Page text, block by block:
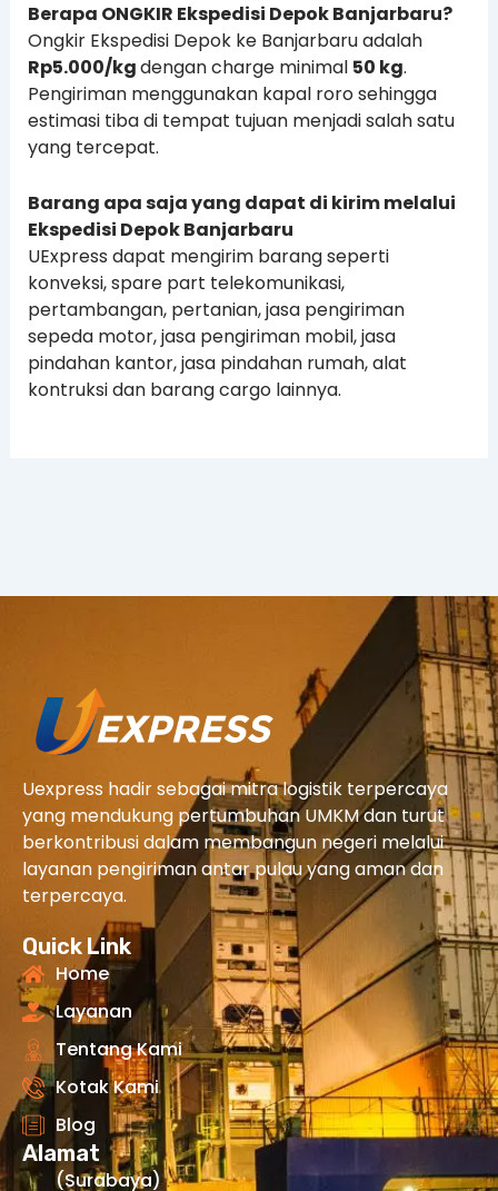
Berapa ONGKIR Ekspedisi Depok Banjarbaru?
Ongkir Ekspedisi Depok ke Banjarbaru adalah
Rp5.000/kgdengan charge minimal 50 kg.
Pengiriman menggunakan kapal roro sehingga
estimasi tiba di tempat tujuan menjadi salah satu
yang tercepat.
Barang apa saja yang dapat di kirim melalui
Ekspedisi Depok Banjarbaru
UExpress dapat mengirim barang seperti
konveksi, spare part telekomunikasi,
pertambangan, pertanian, jasa pengiriman
sepeda motor, jasa pengiriman mobil, jasa
pindahan kantor, jasa pindahan rumah, alat
kontruksi dan barang cargo lainnya.
Uexpress hadir sebagai mitra logistik terpercaya
yang mendukung pertumbuhan UMKM dan turut
berkontribusi dalam membangun negeri melalui
layanan pengiriman antar pulau yang aman dan
terpercaya.
Quick Link
Home
Layanan
Tentang Kami
Kotak Kami
Blog
Alamat
(Surabaya)